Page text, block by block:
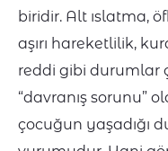
biridir. Alt ıslatma,
aşırı hareketlilik,
reddi gibi durumlar
“davranış sorunu”
çocuğun yaşadığı